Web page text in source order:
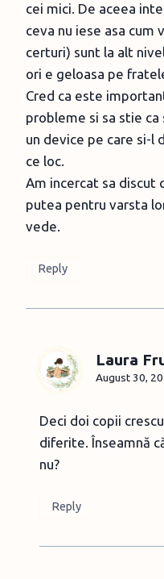
cei mici. De aceea
ceva nu iese asa cum
certuri) sunt la alt
ori e geloasa pe
Cred ca este
probleme si sa stie
un device pe care si-l
ce loc.
Am incercat sa discut
putea pentru varsta
vede.
Reply
Laura
August 30,
Deci doi copii
diferite. Înseamnă
nu?
Reply